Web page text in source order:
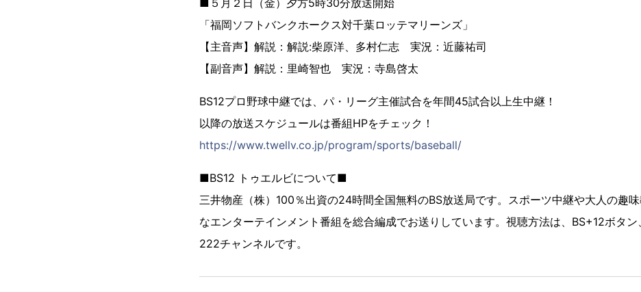
■５月２日（金）夕方5時30分放送開始
「福岡ソフトバンクホークス対千葉ロッテマリーンズ」
【主音声】解説：解説:柴原洋、多村仁志 実況：近藤祐司
【副音声】解説：里崎智也 実況：寺島啓太
BS12プロ野球中継では、パ・リーグ主催試合を年間45試合以上生中継！
以降の放送スケジュールは番組HPをチェック！
https://www.twellv.co.jp/program/sports/baseball/
■BS12 トゥエルビについて■
三井物産（株）100％出資の24時間全国無料のBS放送局です。スポーツ中継や大人の趣
なエンターテインメント番組を総合編成でお送りしています。視聴方法は、BS+12ボタ
222チャンネルです。